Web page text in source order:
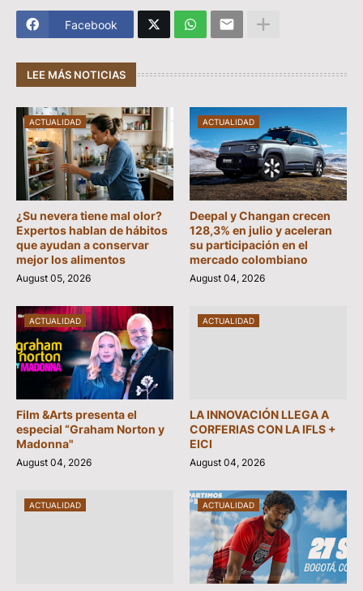
Facebook
LEE MÁS NOTICIAS
ACTUALIDAD
¿Su nevera tiene mal olor?
Expertos hablan de hábitos
que ayudan a conservar
mejor los alimentos
August 05, 2026
ACTUALIDAD
Deepal y Changan crecen
128,3% en julio y aceleran
su participación en el
mercado colombiano
August 04, 2026
ACTUALIDAD
Film &Arts presenta el
especial “Graham Norton y
Madonna"
August 04, 2026
ACTUALIDAD
LA INNOVACIÓN LLEGA A
CORFERIAS CON LA IFLS +
EICI
August 04, 2026
ACTUALIDAD ACTUALIDAD